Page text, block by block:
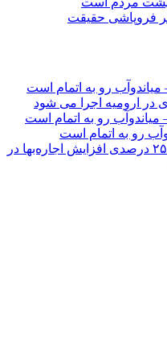
فروپاشی حقیقت
رو به اتمام است
در ارومیه اجرا می شود
رو به اتمام است
رو به اتمام است
سقف ۲۵ درصدی افزایش اجاره‌بها در